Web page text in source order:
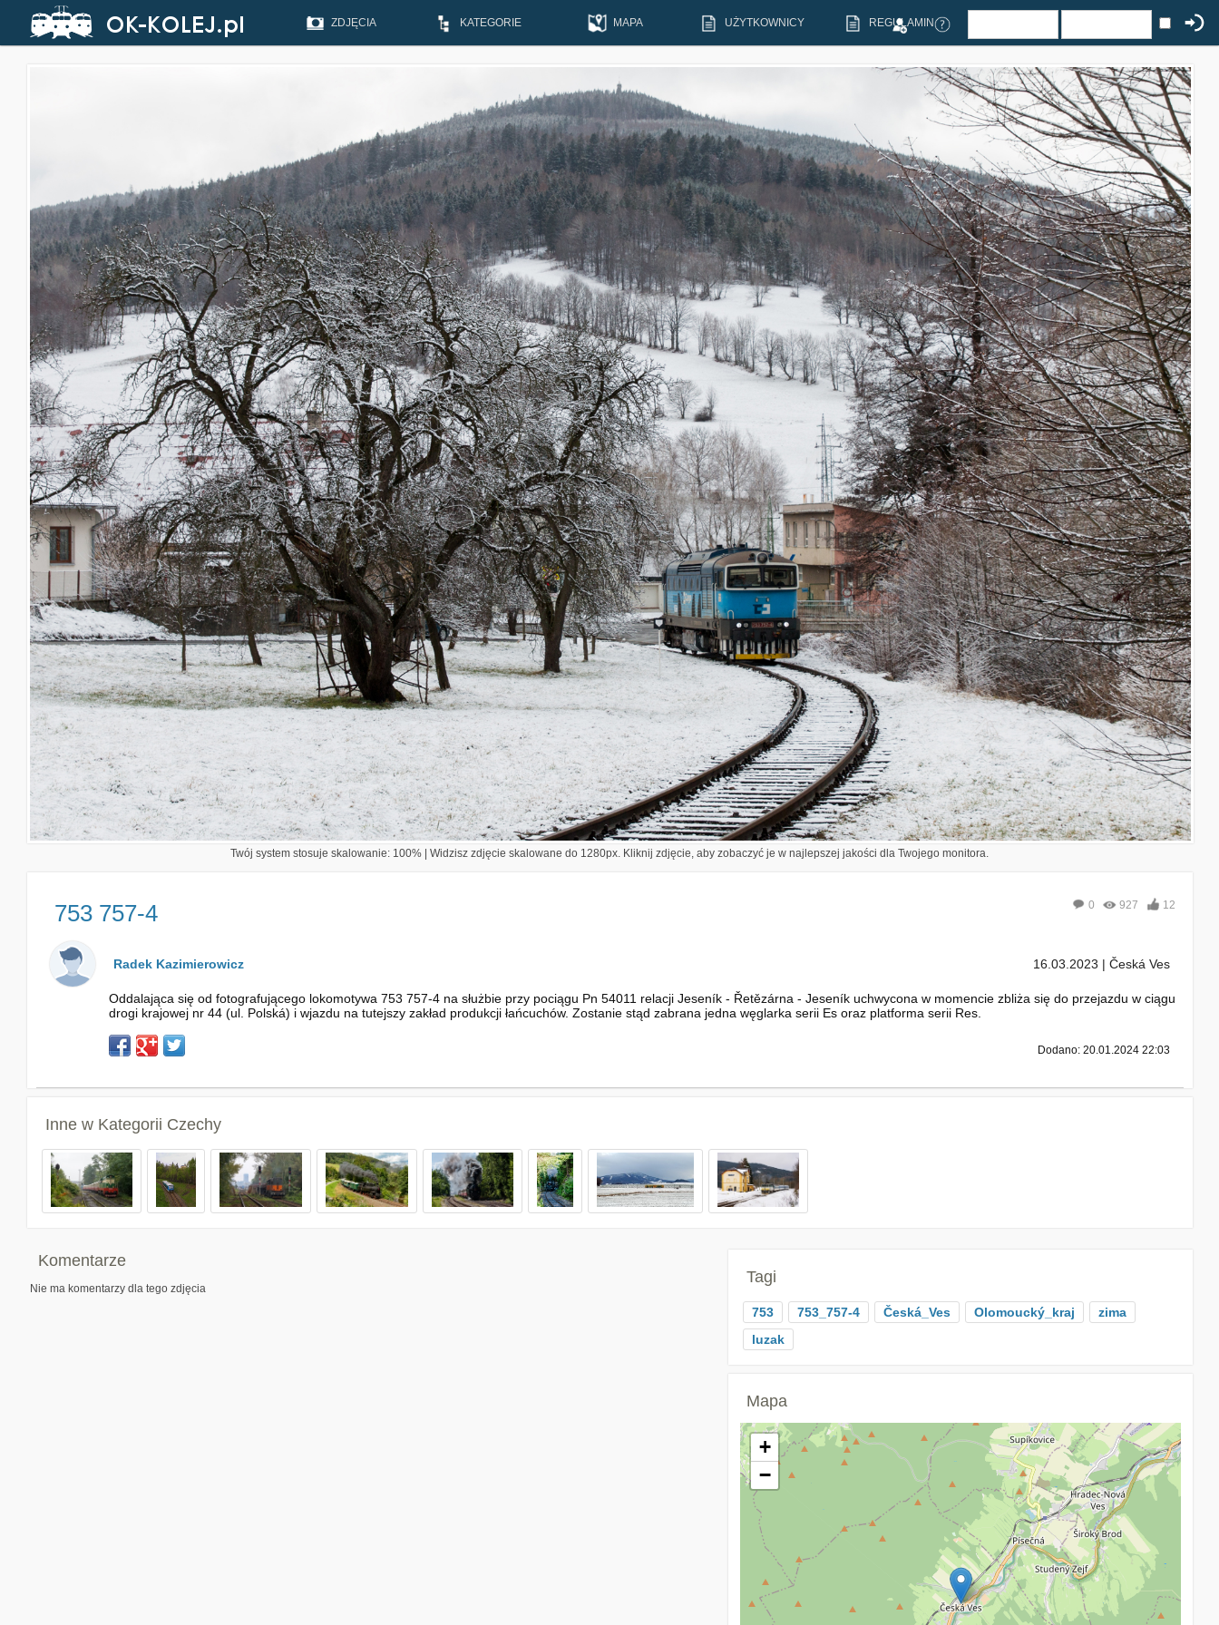
ZDJĘCIA KATEGORIE MAPA UŻYTKOWNICY REGULAMIN
Twój system stosuje skalowanie: 100% | Widzisz zdjęcie skalowane do 1280px. Kliknij zdjęcie, aby zobaczyć je w najlepszej jakości dla Twojego monitora.
753 757-4 0 927 12
Radek Kazimierowicz 16.03.2023 | Česká Ves
Oddalająca się od fotografującego lokomotywa 753 757-4 na służbie przy pociągu Pn 54011 relacji Jeseník - Řetězárna - Jeseník uchwycona w momencie zbliża się do przejazdu w ciągu
drogi krajowej nr 44 (ul. Polská) i wjazdu na tutejszy zakład produkcji łańcuchów. Zostanie stąd zabrana jedna węglarka serii Es oraz platforma serii Res.
Dodano: 20.01.2024 22:03
Inne w Kategorii Czechy
Komentarze
Nie ma komentarzy dla tego zdjęcia
Tagi
753 753_757-4 Česká_Ves Olomoucký_kraj
zima
luzak
Mapa
+
−